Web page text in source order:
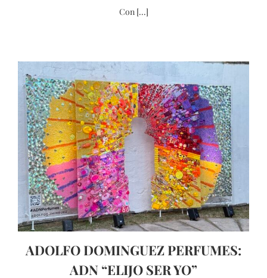
Con [...]
ADOLFO DOMINGUEZ PERFUMES:
ADN “ELIJO SER YO”